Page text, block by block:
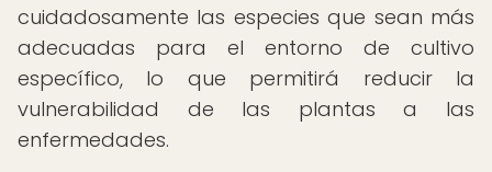
cuidadosamente las especies que sean más
adecuadas para el entorno de cultivo
específico, lo que permitirá reducir la
vulnerabilidad de las plantas a las
enfermedades.